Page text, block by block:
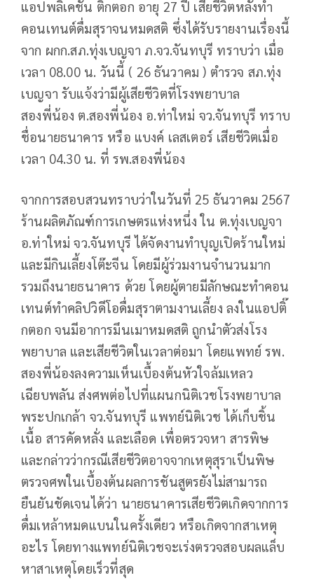
แอปพลิเคชัน ติ๊กตอก อายุ 27 ปี เสียชีวิตหลังทำ
คอนเทนต์ดื่มสุราจนหมดสติ ซึ่งได้รับรายงานเรื่องนี้
จาก ผกก.สภ.ทุ่งเบญจา ภ.จว.จันทบุรี ทราบว่า เมื่อ
เวลา 08.00 น. วันนี้ ( 26 ธันวาคม ) ตำรวจ สภ.ทุ่ง
เบญจา รับแจ้งว่ามีผู้เสียชีวิตที่โรงพยาบาล
สองพี่น้อง ต.สองพี่น้อง อ.ท่าใหม่ จว.จันทบุรี ทราบ
ชื่อนายธนาคาร หรือ แบงค์ เลสเตอร์ เสียชีวิตเมื่อ
เวลา 04.30 น. ที่ รพ.สองพี่น้อง
จากการสอบสวนทราบว่าในวันที่ 25 ธันวาคม 2567
ร้านผลิตภัณฑ์การเกษตรแห่งหนึ่ง ใน ต.ทุ่งเบญจา
อ.ท่าใหม่ จว.จันทบุรี ได้จัดงานทำบุญเปิดร้านใหม่
และมีกินเลี้ยงโต๊ะจีน โดยมีผู้ร่วมงานจำนวนมาก
รวมถึงนายธนาคาร ด้วย โดยผู้ตายมีลักษณะทำคอน
เทนต์ทำคลิปวิดีโอดื่มสุราตามงานเลี้ยง ลงในแอปติ๊
กตอก จนมีอาการมึนเมาหมดสติ ถูกนำตัวส่งโรง
พยาบาล และเสียชีวิตในเวลาต่อมา โดยแพทย์ รพ.
สองพี่น้องลงความเห็นเบื้องต้นหัวใจล้มเหลว
เฉียบพลัน ส่งศพต่อไปที่แผนกนิติเวชโรงพยาบาล
พระปกเกล้า จว.จันทบุรี แพทย์นิติเวช ได้เก็บชิ้น
เนื้อ สารคัดหลั่ง และเลือด เพื่อตรวจหา สารพิษ
และกล่าวว่ากรณีเสียชีวิตอาจจากเหตุสุราเป็นพิษ
ตรวจศพในเบื้องต้นผลการชันสูตรยังไม่สามารถ
ยืนยันชัดเจนได้ว่า นายธนาคารเสียชีวิตเกิดจากการ
ดื่มเหล้าหมดแบนในครั้งเดียว หรือเกิดจากสาเหตุ
อะไร โดยทางแพทย์นิติเวชจะเร่งตรวจสอบผลแล็บ
หาสาเหตุโดยเร็วที่สุด